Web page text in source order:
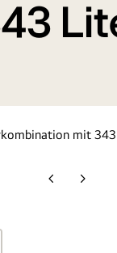
VorherigeNächste